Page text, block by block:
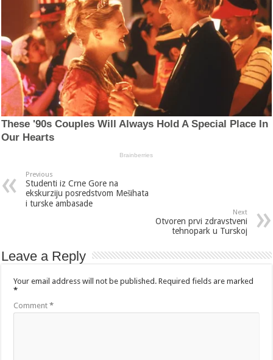
Previous
Studenti iz Crne Gore na
ekskurziju posredstvom Mešihata
i turske ambasade
Next
Otvoren prvi zdravstveni
tehnopark u Turskoj
Leave a Reply
Your email address will not be published. Required fields are marked
*
Comment*